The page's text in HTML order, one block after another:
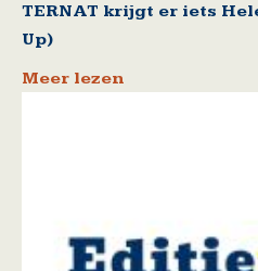
TERNAT krijgt er iets
Up)
Meer lezen